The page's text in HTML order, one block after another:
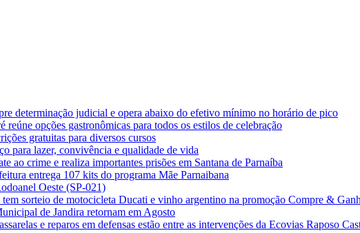
determinação judicial e opera abaixo do efetivo mínimo no horário de pico
opções gastronômicas para todos os estilos de celebração
gratuitas para diversos cursos
para lazer, convivência e qualidade de vida
ao crime e realiza importantes prisões em Santana de Parnaíba
entrega 107 kits do programa Mãe Parnaibana
Oeste (SP-021)
sorteio de motocicleta Ducati e vinho argentino na promoção Compre &
de Jandira retornam em Agosto
e reparos em defensas estão entre as intervenções da Ecovias Raposo